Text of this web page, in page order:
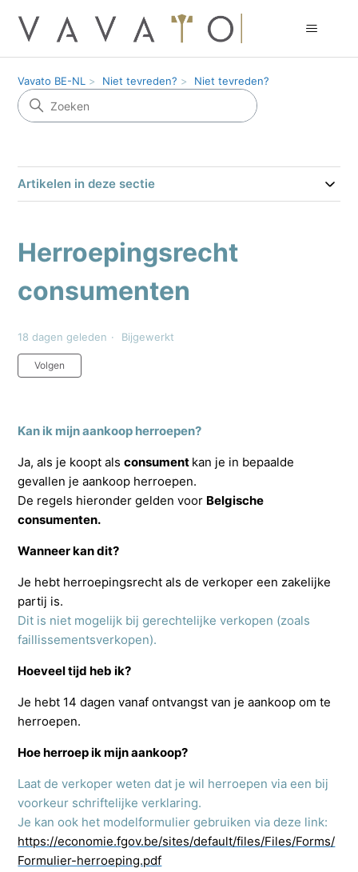
Vavato BE-NL Niet tevreden? Niet tevreden?
Artikelen in deze sectie
Herroepingsrecht
consumenten
18 dagen geleden Bijgewerkt
Volgen
Kan ik mijn aankoop herroepen?
Ja, als je koopt alsconsument kan je in bepaalde
gevallen je aankoop herroepen.
De regels hieronder gelden voor Belgische
consumenten.
Wanneer kan dit?
Je hebt herroepingsrecht als de verkoper een zakelijke
partij is.
Dit is niet mogelijk bij gerechtelijke verkopen (zoals
faillissementsverkopen).
Hoeveel tijd heb ik?
Je hebt 14 dagen vanaf ontvangst van je aankoop om te
herroepen.
Hoe herroep ik mijn aankoop?
Laat de verkoper weten dat je wil herroepen via een bij
voorkeur schriftelijke verklaring.
Je kan ook het modelformulier gebruiken via deze link:
https://economie.fgov.be/sites/default/files/Files/Forms/
Formulier-herroeping.pdf